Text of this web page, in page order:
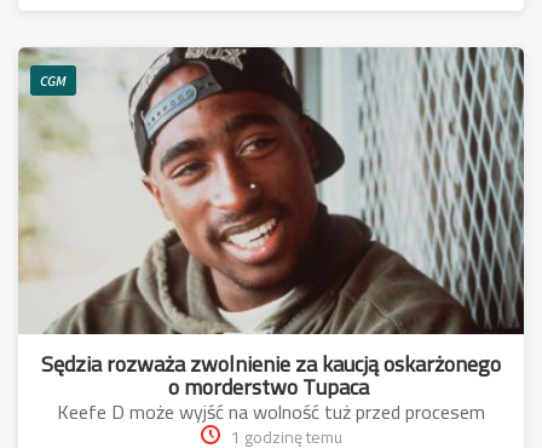
CGM
Sędzia rozważa zwolnienie za kaucją oskarżonego
o morderstwo Tupaca
Keefe D może wyjść na wolność tuż przed procesem
1 godzinę temu